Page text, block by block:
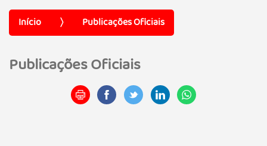
Início Publicações Oficiais
Publicações Oficiais